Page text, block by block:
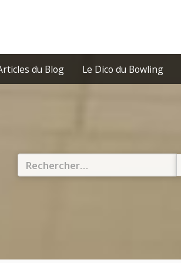
du Blog Le Dico du Bowling
Rechercher :